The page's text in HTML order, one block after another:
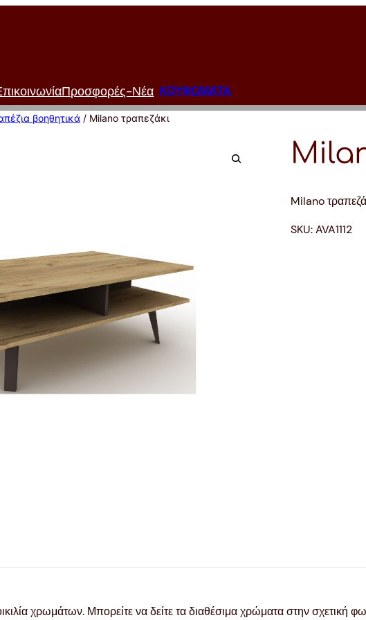
Προσφορές-Νέα ΚΟΥΦΩΜΑΤΑ
βοηθητικά / Milano τραπεζάκι
Milano
SKU:AVA1112
χρωμάτων. Μπορείτε να δείτε τα διαθέσιμα χρώματα στην σχετική